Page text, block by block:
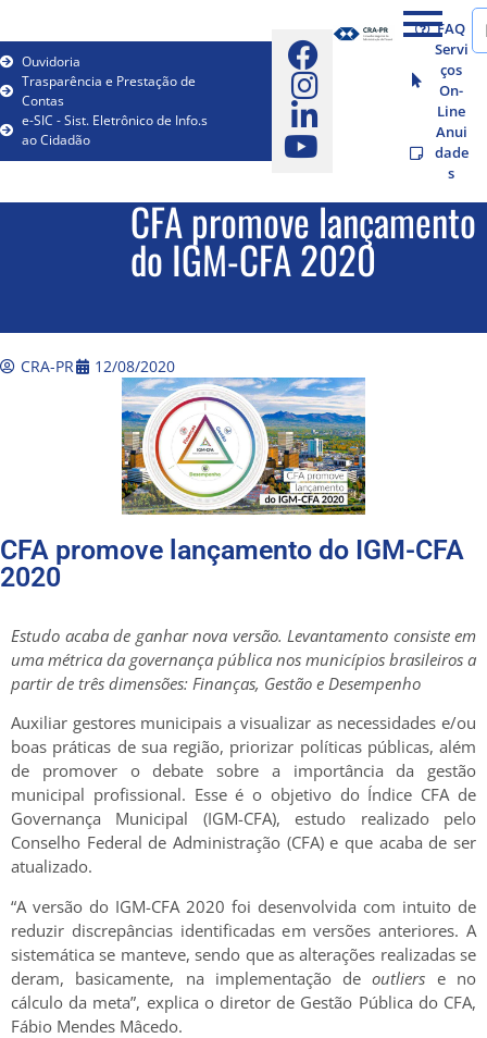
Ouvidoria
Trasparência e Prestação de
Contas
e-SIC - Sist. Eletrônico de Info.s
ao Cidadão
FAQ
Servi
ços
On-
Line
Anui
dade
s
CFA promove lançamento
do IGM-CFA 2020
CRA-PR 12/08/2020
CFA promove lançamento do IGM-CFA
2020
Estudo acaba de ganhar nova versão. Levantamento consiste em
uma métrica da governança pública nos municípios brasileiros a
partir de três dimensões: Finanças, Gestão e Desempenho
Auxiliar gestores municipais a visualizar as necessidades e/ou
boas práticas de sua região, priorizar políticas públicas, além
de promover o debate sobre a importância da gestão
municipal profissional. Esse é o objetivo do Índice CFA de
Governança Municipal (IGM-CFA), estudo realizado pelo
Conselho Federal de Administração (CFA) e que acaba de ser
atualizado.
“A versão do IGM-CFA 2020 foi desenvolvida com intuito de
reduzir discrepâncias identificadas em versões anteriores. A
sistemática se manteve, sendo que as alterações realizadas se
deram, basicamente, na implementação deoutliers e no
cálculo da meta”, explica o diretor de Gestão Pública do CFA,
Fábio Mendes Mâcedo.